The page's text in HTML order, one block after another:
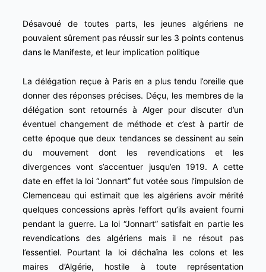
Désavoué de toutes parts, les jeunes algériens ne
pouvaient sûrement pas réussir sur les 3 points contenus
dans le Manifeste, et leur implication politique
La délégation reçue à Paris en a plus tendu l’oreille que
donner des réponses précises. Déçu, les membres de la
délégation sont retournés à Alger pour discuter d’un
éventuel changement de méthode et c’est à partir de
cette époque que deux tendances se dessinent au sein
du mouvement dont les revendications et les
divergences vont s’accentuer jusqu’en 1919. A cette
date en effet la loi “Jonnart” fut votée sous l’impulsion de
Clemenceau qui estimait que les algériens avoir mérité
quelques concessions après l’effort qu’ils avaient fourni
pendant la guerre. La loi “Jonnart” satisfait en partie les
revendications des algériens mais il ne résout pas
l’essentiel. Pourtant la loi déchaîna les colons et les
maires d’Algérie, hostile à toute représentation